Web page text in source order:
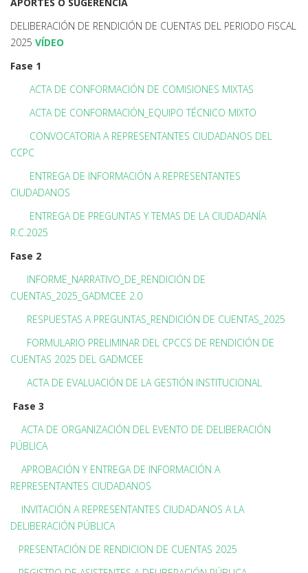
DELIBERACIÓN DE RENDICIÓN DE CUENTAS DEL PERIODO FISCAL
2025 VÍDEO
Fase 1
ACTA DE CONFORMACIÓN DE COMISIONES MIXTAS
ACTA DE CONFORMACIÓN_EQUIPO TÉCNICO MIXTO
CONVOCATORIA A REPRESENTANTES CIUDADANOS DEL
CCPC
ENTREGA DE INFORMACIÓN A REPRESENTANTES
CIUDADANOS
ENTREGA DE PREGUNTAS Y TEMAS DE LA CIUDADANÍA
R.C.2025
Fase 2
INFORME_NARRATIVO_DE_RENDICIÓN DE
CUENTAS_2025_GADMCEE 2.0
RESPUESTAS A PREGUNTAS_RENDICIÓN DE CUENTAS_2025
FORMULARIO PRELIMINAR DEL CPCCS DE RENDICIÓN DE
CUENTAS 2025 DEL GADMCEE
ACTA DE EVALUACIÓN DE LA GESTIÓN INSTITUCIONAL
Fase 3
ACTA DE ORGANIZACIÓN DEL EVENTO DE DELIBERACIÓN
PÚBLICA
APROBACIÓN Y ENTREGA DE INFORMACIÓN A
REPRESENTANTES CIUDADANOS
INVITACIÓN A REPRESENTANTES CIUDADANOS A LA
DELIBERACIÓN PÚBLICA
PRESENTACIÓN DE RENDICION DE CUENTAS 2025